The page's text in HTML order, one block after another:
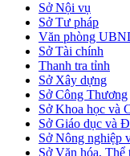
Sở Nội vụ
Sở Tư pháp
Văn phòng
Sở Tài chính
Thanh tra tỉnh
Sở Xây dựng
Sở Công Thương
Sở Khoa học và
Sở Giáo dục và
Sở Nông nghiệp
Sở Văn hóa, Thể